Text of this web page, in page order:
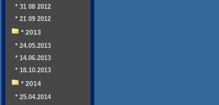
* 31 08 2012
* 21 09 2012
* 2013
* 24.05.2013
* 14.06.2013
* 18.10.2013
* 2014
* 25.04.2014